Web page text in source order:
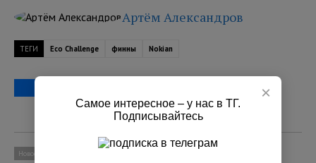
Артём Александров
ТЕГИ Eco Challenge финны Nokian
Новости
×
Самое интересное – у нас в ТГ.
Подписывайтесь